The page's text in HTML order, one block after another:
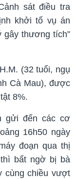
sát điều tra
khởi tố vụ án
gây thương tích”
(32 tuổi, ngụ
Cà Mau), được
8%.
gửi đến các cơ
16h50 ngày
đoạn qua thị
bất ngờ bị bà
cùng chiều vượt